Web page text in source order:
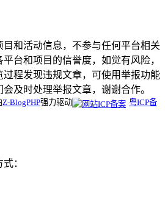
和活动信息，不参与任何平台相关
台和项目的信誉度，如觉有风险，
程发现违规文章，可使用举报功能
及时处理举报文章，谢谢合作。
Z-BlogPHP强力驱动
粤ICP备
：